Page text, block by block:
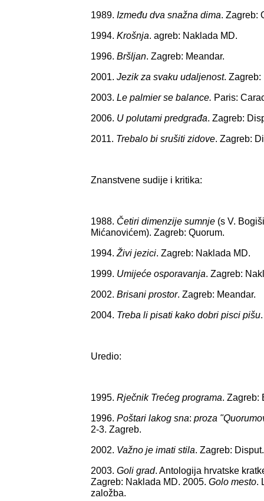
1989. Između dva snažna dima. Zagreb:
1994. Krošnja. agreb: Naklada MD.
1996. Bršljan. Zagreb: Meandar.
2001. Jezik za svaku udaljenost. Zagreb:
2003. Le palmier se balance. Paris:
2006. U polutami predgrađa. Zagreb:
2011. Trebalo bi srušiti zidove. Zagreb:
Znanstvene sudije i kritika:
1988. Četiri dimenzije sumnje (s V.
Mićanovićem). Zagreb: Quorum.
1994. Živi jezici. Zagreb: Naklada MD.
1999. Umijeće osporavanja. Zagreb:
2002. Brisani prostor. Zagreb: Meandar.
2004. Treba li pisati kako dobri pisci pišu
Uredio:
1995. Rječnik Trećeg programa. Zagreb:
1996. Poštari lakog sna: proza
2-3. Zagreb.
2002. Važno je imati stila. Zagreb: Disput.
2003. Goli grad. Antologija hrvatske
Zagreb: Naklada MD. 2005. Golo mesto.
založba.